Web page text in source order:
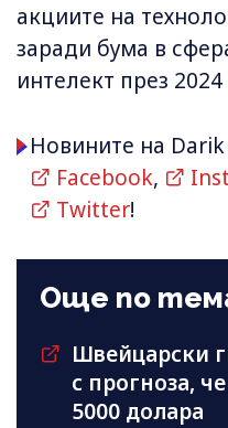
акциите на
заради бума в
интелект през 2024
Новините на Darik
Facebook,
Twitter!
Още по
Швейцарски
с прогноза,
5000 долара